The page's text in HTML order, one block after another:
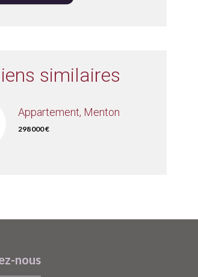
similaires
Appartement, Menton
298 000 €
nous